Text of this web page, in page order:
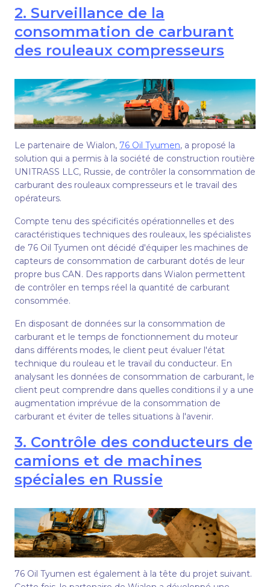
2. Surveillance de la
consommation de carburant
des rouleaux compresseurs
Le partenaire de Wialon, 76 Oil Tyumen, a proposé la
solution qui a permis à la société de construction routière
UNITRASS LLC, Russie, de contrôler la consommation de
carburant des rouleaux compresseurs et le travail des
opérateurs.
Compte tenu des spécificités opérationnelles et des
caractéristiques techniques des rouleaux, les spécialistes
de 76 Oil Tyumen ont décidé d'équiper les machines de
capteurs de consommation de carburant dotés de leur
propre bus CAN. Des rapports dans Wialon permettent
de contrôler en temps réel la quantité de carburant
consommée.
En disposant de données sur la consommation de
carburant et le temps de fonctionnement du moteur
dans différents modes, le client peut évaluer l'état
technique du rouleau et le travail du conducteur. En
analysant les données de consommation de carburant, le
client peut comprendre dans quelles conditions il y a une
augmentation imprévue de la consommation de
carburant et éviter de telles situations à l'avenir.
3. Contrôle des conducteurs de
camions et de machines
spéciales en Russie
76 Oil Tyumen est également à la tête du projet suivant.